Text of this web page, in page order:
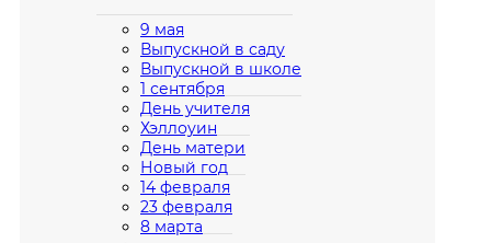
9 мая
Выпускной в саду
Выпускной в школе
1 сентября
День учителя
Хэллоуин
День матери
Новый год
14 февраля
23 февраля
8 марта